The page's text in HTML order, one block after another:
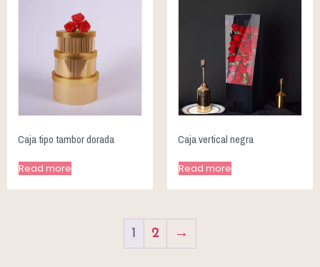
Caja tipo tambor dorada
Read more
Caja vertical negra
Read more
1 2 →